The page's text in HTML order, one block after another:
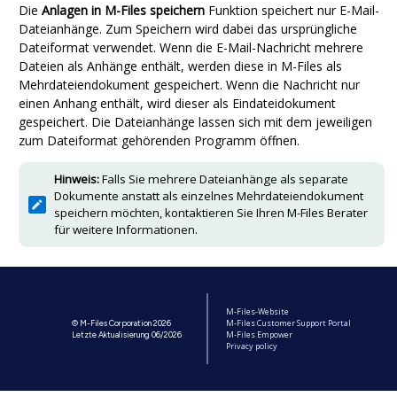
Die Anlagen in M-Files speichern Funktion speichert nur E-Mail-
Dateianhänge. Zum Speichern wird dabei das ursprüngliche
Dateiformat verwendet. Wenn die E-Mail-Nachricht mehrere
Dateien als Anhänge enthält, werden diese in M-Files als
Mehrdateiendokument gespeichert. Wenn die Nachricht nur
einen Anhang enthält, wird dieser als Eindateidokument
gespeichert. Die Dateianhänge lassen sich mit dem jeweiligen
zum Dateiformat gehörenden Programm öffnen.
Hinweis:Falls Sie mehrere Dateianhänge als separate
Dokumente anstatt als einzelnes Mehrdateiendokument
speichern möchten, kontaktieren Sie Ihren M-Files Berater
für weitere Informationen.
© M-Files Corporation 2026
Letzte Aktualisierung 06/2026
M-Files-Website
M-Files Customer Support Portal
M-Files Empower
Privacy policy